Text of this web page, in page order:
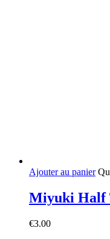
Ajouter au panier
Miyuki Half
€3.00